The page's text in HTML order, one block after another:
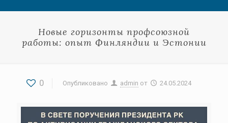
Новые горизонты профсоюзной
работы: опыт Финляндии и Эстонии
0 Опубликовано admin от 24.05.2024